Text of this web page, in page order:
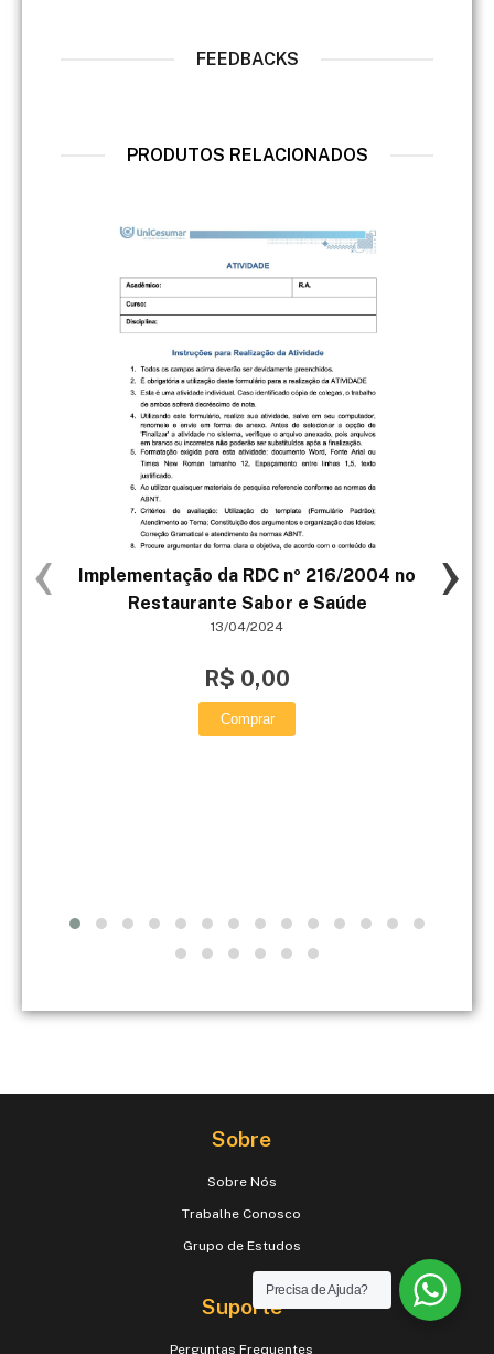
FEEDBACKS
PRODUTOS RELACIONADOS
Implementação da RDC nº 216/2004 no
Restaurante Sabor e Saúde
13/04/2024
R$ 0,00
Comprar
‹ ›
Sobre
Sobre Nós
Trabalhe Conosco
Grupo de Estudos
Suporte
Perguntas Frequentes
Precisa de Ajuda?